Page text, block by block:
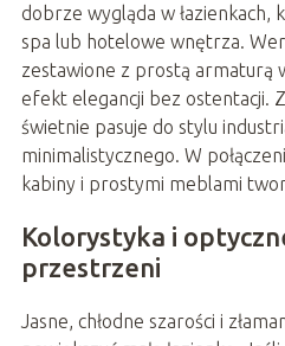
dobrze wygląda w łazienkach,
spa lub hotelowe wnętrza.
zestawione z prostą armaturą
efekt elegancji bez ostentacji.
świetnie pasuje do stylu
minimalistycznego. W
kabiny i prostymi meblami
Kolorystyka i
przestrzeni
Jasne, chłodne szarości i